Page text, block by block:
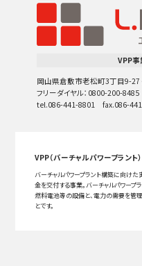
VPP
岡山県倉敷市老松町3丁目9-27
フリーダイヤル：0800-200-8485
tel.086-441-8801 fax.086-
VPP（バーチャルパワープラント
バーチャルパワープラント構築に向け
金を交付する事業。バーチャルパワープ
燃料電池等の設備と、電力の需要を管理
とです。